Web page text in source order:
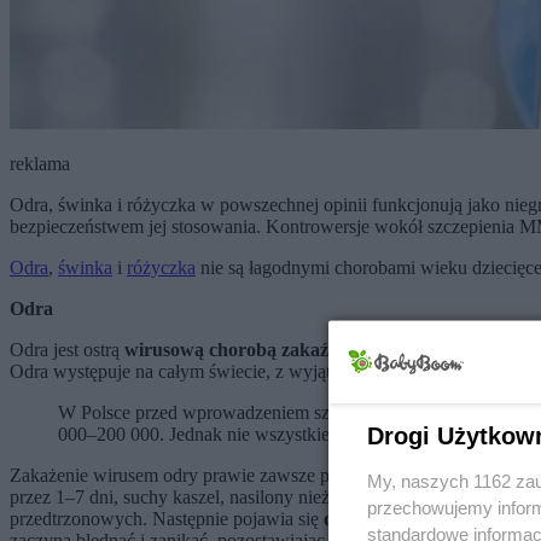
reklama
Odra, świnka i różyczka w powszechnej opinii funkcjonują jako
bezpieczeństwem jej stosowania. Kontrowersje wokół szczepienia
Odra, świnka i różyczka nie są łagodnymi chorobami wieku
Odra
Odra jest ostrą wirusową chorobą zakaźną, którą wywołuje wirus
Odra występuje na całym świecie, z wyjątkiem krajów, w których
W Polsce przed wprowadzeniem szczepień przeciwko odrze
000–200 000. Jednak nie wszystkie przypadki były zgłaszane
Zakażenie wirusem odry prawie zawsze przebiega z objawami
przez 1–7 dni, suchy kaszel, nasilony nieżyt nosa oraz zapalenie
przedtrzonowych. Następnie pojawia się osutka plamisto-grudkowa
Drogi
My, naszych 1162
przechowujemy
standardowe